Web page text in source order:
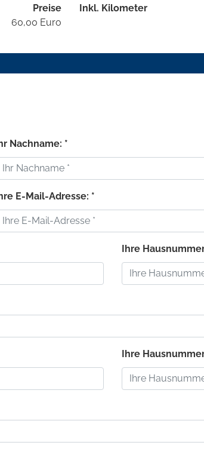
Preise
Inkl. Kilometer
60,00 Euro
Nachname: *
E-Mail-Adresse: *
Ihre
Ihre